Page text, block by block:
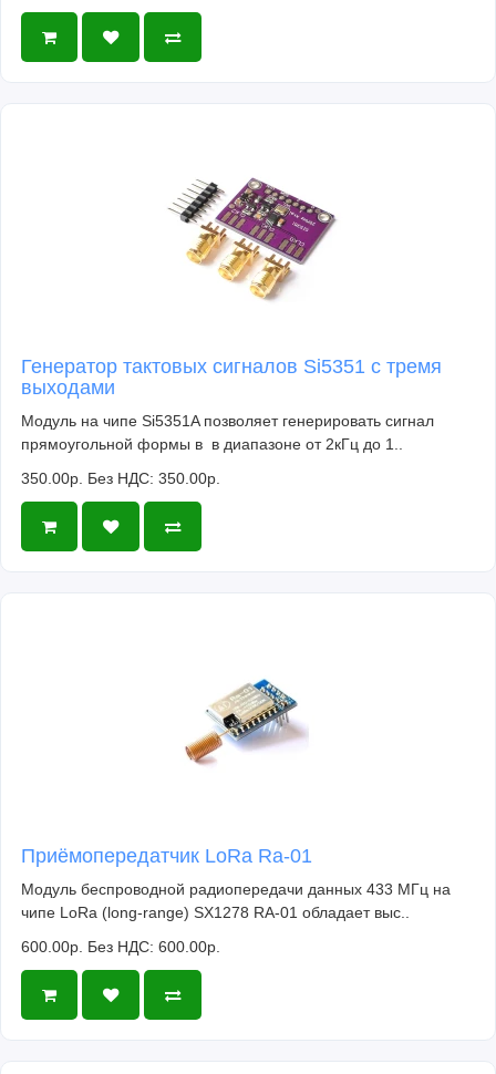
Генератор тактовых сигналов Si5351 с тремя
выходами
Модуль на чипе Si5351A позволяет генерировать сигнал
прямоугольной формы в в диапазоне от 2кГц до 1..
350.00р. Без НДС: 350.00р.
Приёмопередатчик LoRa Ra-01
Модуль беспроводной радиопередачи данных 433 МГц на
чипе LoRa (long-range) SX1278 RA-01 обладает выс..
600.00р. Без НДС: 600.00р.